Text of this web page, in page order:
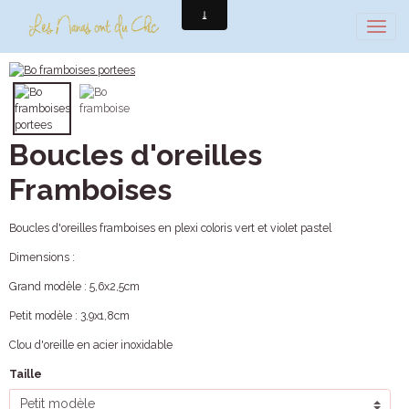
Boucles d'oreilles
Framboises
Boucles d'oreilles framboises en plexi coloris vert et violet pastel
Dimensions :
Grand modèle : 5,6x2,5cm
Petit modèle : 3,9x1,8cm
Clou d'oreille en acier inoxidable
Taille